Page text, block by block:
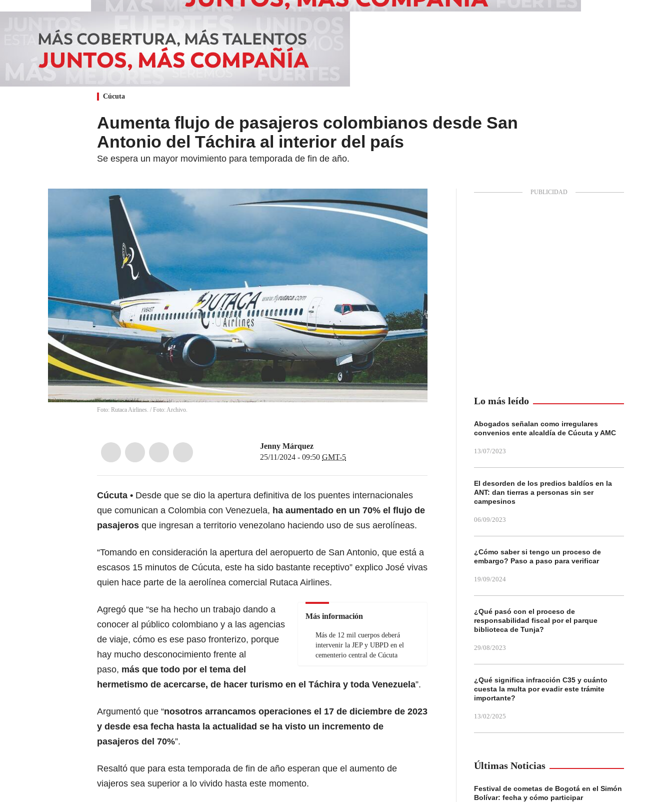
Cúcuta
Aumenta flujo de pasajeros colombianos desde San
Antonio del Táchira al interior del país
Se espera un mayor movimiento para temporada de fin de año.
Foto: Rutaca Airlines. / Foto: Archivo.
Jenny Márquez
25/11/2024 - 09:50 GMT-5
Cúcuta
Desde que se dio la apertura definitiva de los puentes internacionales
que comunican a Colombia con Venezuela, ha aumentado en un 70% el flujo de
pasajeros que ingresan a territorio venezolano haciendo uso de sus aerolíneas.
“Tomando en consideración la apertura del aeropuerto de San Antonio, que está a
escasos 15 minutos de Cúcuta, este ha sido bastante receptivo” explico José vivas
quien hace parte de la aerolínea comercial Rutaca Airlines.
Más información
Más de 12 mil cuerpos deberá
intervenir la JEP y UBPD en el
cementerio central de Cúcuta
Agregó que “se ha hecho un trabajo dando a
conocer al público colombiano y a las agencias
de viaje, cómo es ese paso fronterizo, porque
hay mucho desconocimiento frente al
paso, más que todo por el tema del
hermetismo de acercarse, de hacer turismo en el Táchira y toda Venezuela”.
Argumentó que “nosotros arrancamos operaciones el 17 de diciembre de 2023
y desde esa fecha hasta la actualidad se ha visto un incremento de
pasajeros del 70%”.
Resaltó que para esta temporada de fin de año esperan que el aumento de
viajeros sea superior a lo vivido hasta este momento.
Lo más leído
Abogados señalan como irregulares
convenios ente alcaldía de Cúcuta y AMC
13/07/2023
El desorden de los predios baldíos en la
ANT: dan tierras a personas sin ser
campesinos
06/09/2023
¿Cómo saber si tengo un proceso de
embargo? Paso a paso para verificar
19/09/2024
¿Qué pasó con el proceso de
responsabilidad fiscal por el parque
biblioteca de Tunja?
29/08/2023
¿Qué significa infracción C35 y cuánto
cuesta la multa por evadir este trámite
importante?
13/02/2025
Últimas Noticias
Festival de cometas de Bogotá en el Simón
Bolívar: fecha y cómo participar